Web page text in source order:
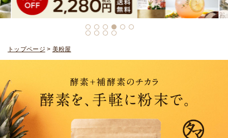
トップページ > 美粉屋